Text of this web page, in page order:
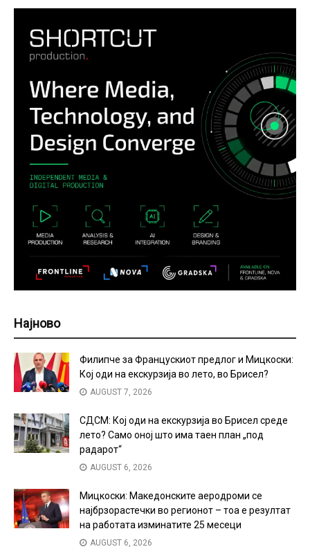
Најново
Филипче за Францускиот предлог и Мицкоски:
Кој оди на екскурзија во лето, во Брисел?
AUGUST 7, 2026
СДСМ: Кој оди на екскурзија во Брисел среде
лето? Само оној што има таен план „под
радарот“
AUGUST 6, 2026
Мицкоски: Македонските аеродроми се
најбрзорастечки во регионот – тоа е резултат
на работата изминатите 25 месеци
AUGUST 6, 2026